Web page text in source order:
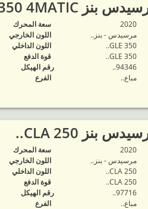
2020
مرسيدس - بنز..
GLE 350..
GLE 350..
94346..
مباع..
‬سعة المحرك
اللون الخارجي
اللون الداخلي
قوة الدفع
رقم الهيكل
الفرع
2020
مرسيدس - بنز..
CLA 250..
CLA 250..
97716..
مباع..
‬سعة المحرك
اللون الخارجي
اللون الداخلي
قوة الدفع
رقم الهيكل
الفرع